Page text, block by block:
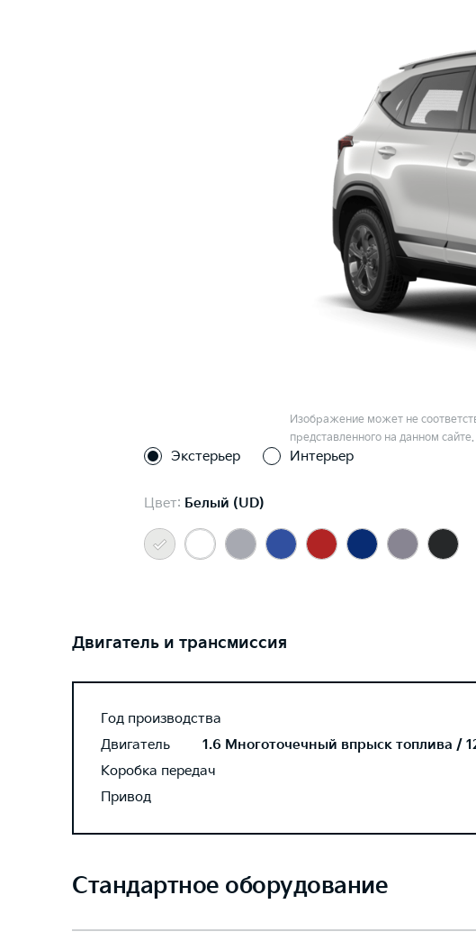
Изображение может не
представленного на данном сайте.
Экстерьер Интерьер
Цвет: Белый (UD)
Двигатель и трансмиссия
Год производства
Двигатель
1.6 Многоточечный впрыск топлива /
Коробка передач
Привод
Стандартное оборудование